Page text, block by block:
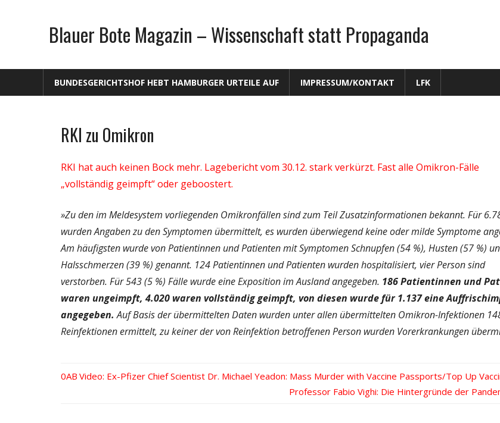
Blauer Bote Magazin – Wissenschaft statt Propaganda
BUNDESGERICHTSHOF HEBT HAMBURGER URTEILE AUF IMPRESSUM/KONTAKT LFK
Gesellschaft
Politik
Wirtschaft
Wissenschaft
RKI zu Omikron
RKI hat auch keinen Bock mehr. Lagebericht vom 30.12. stark verkürzt. Fast alle Omikron-Fälle
„vollständig geimpft“ oder geboostert.
»Zu den im Meldesystem vorliegenden Omikronfällen sind zum Teil Zusatzinformationen bekannt. Für
wurden Angaben zu den Symptomen übermittelt, es wurden überwiegend keine oder milde Symptome
Am häufigsten wurde von Patientinnen und Patienten mit Symptomen Schnupfen (54 %), Husten (57 %)
Halsschmerzen (39 %) genannt. 124 Patientinnen und Patienten wurden hospitalisiert, vier Person sind
verstorben. Für 543 (5 %) Fälle wurde eine Exposition im Ausland angegeben. 186 Patientinnen und
waren ungeimpft, 4.020 waren vollständig geimpft, von diesen wurde für 1.137 eine
angegeben. Auf Basis der übermittelten Daten wurden unter allen übermittelten Omikron-Infektionen
Reinfektionen ermittelt, zu keiner der von Reinfektion betroffenen Person wurden Vorerkrankungen
Vorheriger
Video: Ex-Pfizer Chief Scientist Dr. Michael Yeadon: Mass Murder with Vaccine Passports/Top Up
Nächster
Professor Fabio Vighi: Die Hintergründe der